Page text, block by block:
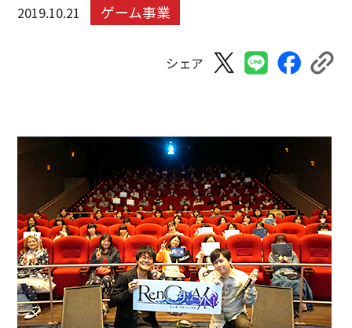
2019.10.21 ゲーム事業
シェア